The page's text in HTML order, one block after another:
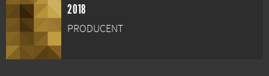
2018
PRODUCENT